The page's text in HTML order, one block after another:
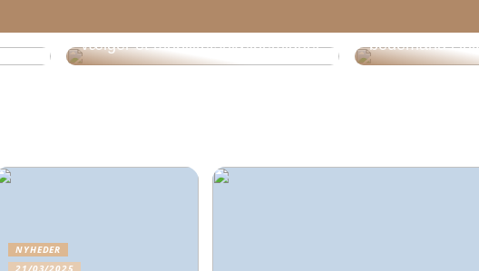
Tre ting du skal vide, før du
vælger et mobilitetshjælpemiddel
Sådan vælger
bedemand i
NYHEDER
21/03/2025